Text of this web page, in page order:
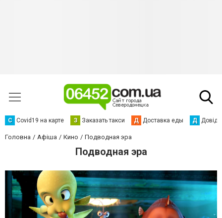
С Сovid19 на карте З Заказать такси Д Доставка еды Д
Головна Афіша Кино Подводная эра
Подводная эра